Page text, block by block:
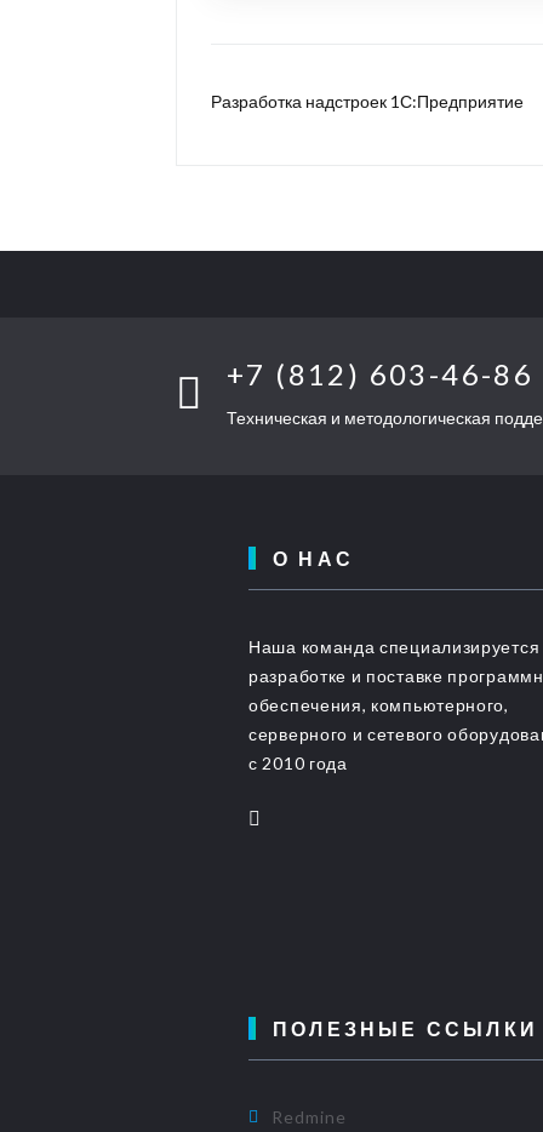
Разработка надстроек 1С:Предприятие
+7 (812) 603-46-86
Техническая и методологическая
О НАС
Наша команда специализируется
разработке и поставке
обеспечения, компьютерного,
серверного и сетевого
с 2010 года
ПОЛЕЗНЫЕ ССЫЛКИ
Redmine